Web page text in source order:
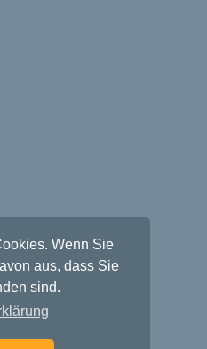
Wenn Sie
aus, dass Sie
sind.